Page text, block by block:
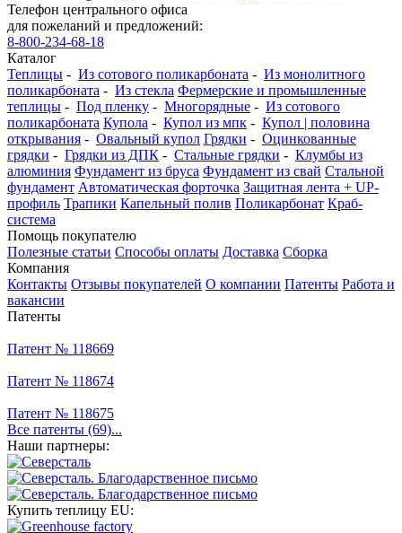
Телефон центрального офиса
для пожеланий и предложений:
8-800-234-68-18
Каталог
Теплицы - Из сотового поликарбоната - Из монолитного
поликарбоната - Из стекла Фермерские и промышленные
теплицы - Под пленку - Многорядные - Из сотового
поликарбоната Купола - Купол из мпк - Купол | половина
открывания - Овальный купол Грядки - Оцинкованные
грядки - Грядки из ДПК - Стальные грядки - Клумбы из
алюминия Фундамент из бруса Фундамент из свай Стальной
фундамент Автоматическая форточка Защитная лента + UP-
профиль Трапики Капельный полив Поликарбонат Краб-
система
Помощь покупателю
Полезные статьи Способы оплаты Доставка Сборка
Компания
Контакты Отзывы покупателей О компании Патенты Работа и
вакансии
Патенты
Патент № 118669
Патент № 118674
Патент № 118675
Все патенты (69)...
Наши партнеры:
Купить теплицу EU: